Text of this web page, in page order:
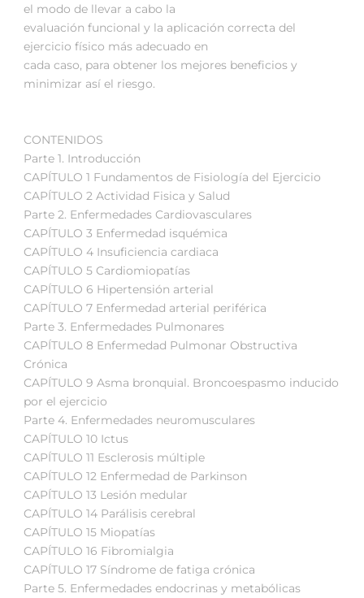
el modo de llevar a cabo la
evaluación funcional y la aplicación correcta del
ejercicio físico más adecuado en
cada caso, para obtener los mejores beneficios y
minimizar así el riesgo.
CONTENIDOS
Parte 1. Introducción
CAPÍTULO 1 Fundamentos de Fisiología del Ejercicio
CAPÍTULO 2 Actividad Fisica y Salud
Parte 2. Enfermedades Cardiovasculares
CAPÍTULO 3 Enfermedad isquémica
CAPÍTULO 4 Insuficiencia cardiaca
CAPÍTULO 5 Cardiomiopatías
CAPÍTULO 6 Hipertensión arterial
CAPÍTULO 7 Enfermedad arterial periférica
Parte 3. Enfermedades Pulmonares
CAPÍTULO 8 Enfermedad Pulmonar Obstructiva
Crónica
CAPÍTULO 9 Asma bronquial. Broncoespasmo inducido
por el ejercicio
Parte 4. Enfermedades neuromusculares
CAPÍTULO 10 Ictus
CAPÍTULO 11 Esclerosis múltiple
CAPÍTULO 12 Enfermedad de Parkinson
CAPÍTULO 13 Lesión medular
CAPÍTULO 14 Parálisis cerebral
CAPÍTULO 15 Miopatías
CAPÍTULO 16 Fibromialgia
CAPÍTULO 17 Síndrome de fatiga crónica
Parte 5. Enfermedades endocrinas y metabólicas